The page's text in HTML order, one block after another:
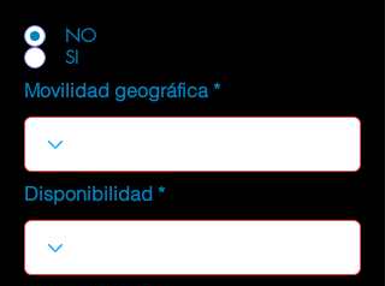
NO
SI
Movilidad geográfica
Disponibilidad